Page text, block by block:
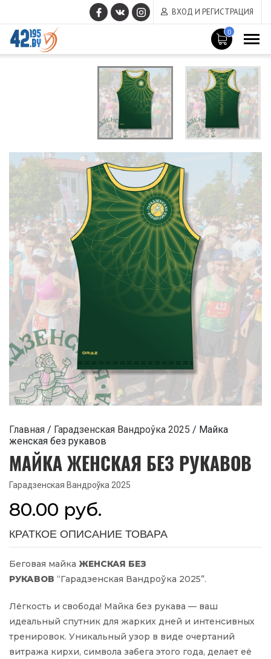
ВХОД И РЕГИСТРАЦИЯ
0
Главная / Гарадзенская Вандроўка 2025 / Майка
женская без рукавов
МАЙКА ЖЕНСКАЯ БЕЗ РУКАВОВ
Гарадзенская Вандроўка 2025
80.00 руб.
КРАТКОЕ ОПИСАНИЕ ТОВАРА
Беговая майка ЖЕНСКАЯ БЕЗ
РУКАВОВ “Гарадзенская Вандроўка 2025”.
Лёгкость и свобода! Майка без рукава — ваш
идеальный спутник для жарких дней и интенсивных
тренировок. Уникальный узор в виде очертаний
витража кирхи, символа забега этого года, делает её